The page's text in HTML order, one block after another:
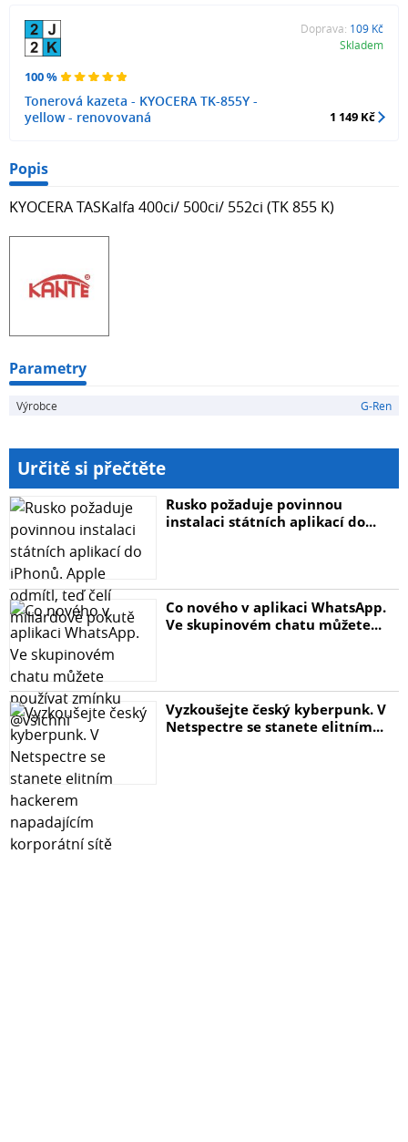
100 %
Tonerová kazeta - KYOCERA TK-855Y -
yellow - renovovaná
Doprava: 109 Kč
Skladem
1 149 Kč
Popis
KYOCERA TASKalfa 400ci/ 500ci/ 552ci (TK 855 K)
Parametry
Výrobce G-Ren
Určitě si přečtěte
Rusko požaduje povinnou
instalaci státních aplikací do...
Co nového v aplikaci WhatsApp.
Ve skupinovém chatu můžete...
Vyzkoušejte český kyberpunk. V
Netspectre se stanete elitním...